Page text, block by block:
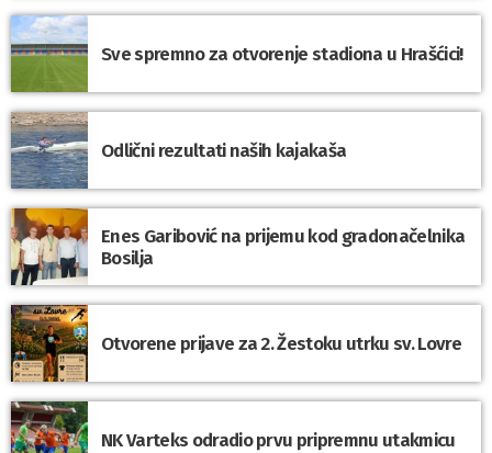
Sve spremno za otvorenje stadiona u Hrašćici!
Odlični rezultati naših kajakaša
Enes Garibović na prijemu kod gradonačelnika
Bosilja
Otvorene prijave za 2. Žestoku utrku sv. Lovre
NK Varteks odradio prvu pripremnu utakmicu